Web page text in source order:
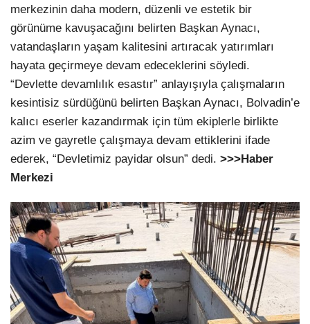
merkezinin daha modern, düzenli ve estetik bir
görünüme kavuşacağını belirten Başkan Aynacı,
vatandaşların yaşam kalitesini artıracak yatırımları
hayata geçirmeye devam edeceklerini söyledi.
“Devlette devamlılık esastır” anlayışıyla çalışmaların
kesintisiz sürdüğünü belirten Başkan Aynacı, Bolvadin’e
kalıcı eserler kazandırmak için tüm ekiplerle birlikte
azim ve gayretle çalışmaya devam ettiklerini ifade
ederek, “Devletimiz payidar olsun” dedi. >>>Haber
Merkezi